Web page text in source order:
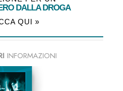
DALLA DROGA
QUI »
INFORMAZIONI